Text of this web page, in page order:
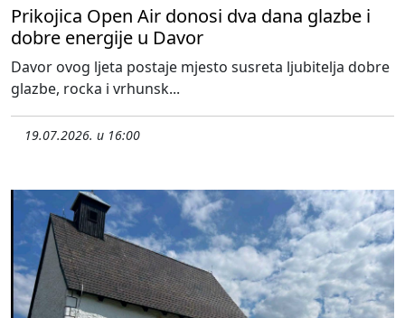
Prikojica Open Air donosi dva dana glazbe i
dobre energije u Davor
Davor ovog ljeta postaje mjesto susreta ljubitelja dobre
glazbe, rocka i vrhunsk...
19.07.2026. u 16:00